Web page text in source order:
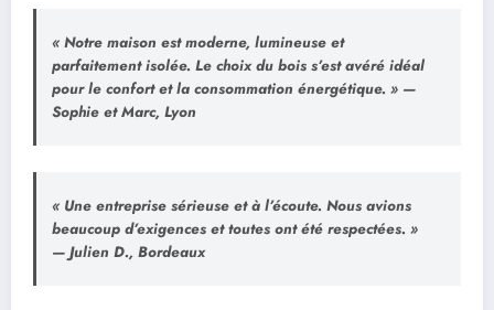
« Notre maison est moderne, lumineuse et
parfaitement isolée. Le choix du bois s’est avéré idéal
pour le confort et la consommation énergétique. »—
Sophie et Marc, Lyon
« Une entreprise sérieuse et à l’écoute. Nous avions
beaucoup d’exigences et toutes ont été respectées. »
— Julien D., Bordeaux